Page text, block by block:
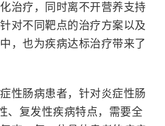
治疗，同时离不开营养支持
对不同靶点的治疗方案以及
，也为疾病达标治疗带来了
性肠病患者，针对炎症性肠
、复发性疾病特点，需要全